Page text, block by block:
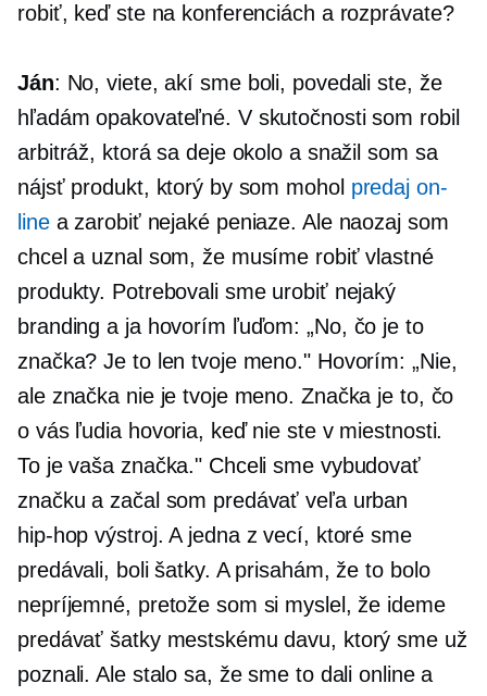
robiť, keď ste na konferenciách a rozprávate?
Ján: No, viete, akí sme boli, povedali ste, že
hľadám opakovateľné. V skutočnosti som robil
arbitráž, ktorá sa deje okolo a snažil som sa
nájsť produkt, ktorý by som mohol predaj on-
linea zarobiť nejaké peniaze. Ale naozaj som
chcel a uznal som, že musíme robiť vlastné
produkty. Potrebovali sme urobiť nejaký
branding a ja hovorím ľuďom: „No, čo je to
značka? Je to len tvoje meno." Hovorím: „Nie,
ale značka nie je tvoje meno. Značka je to, čo
o vás ľudia hovoria, keď nie ste v miestnosti.
To je vaša značka." Chceli sme vybudovať
značku a začal som predávať veľa urban
hip-hop výstroj. A jedna z vecí, ktoré sme
predávali, boli šatky. A prisahám, že to bolo
nepríjemné, pretože som si myslel, že ideme
predávať šatky mestskému davu, ktorý sme už
poznali. Ale stalo sa, že sme to dali online a